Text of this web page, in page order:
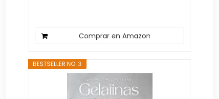
Comprar en Amazon
BESTSELLER NO. 3